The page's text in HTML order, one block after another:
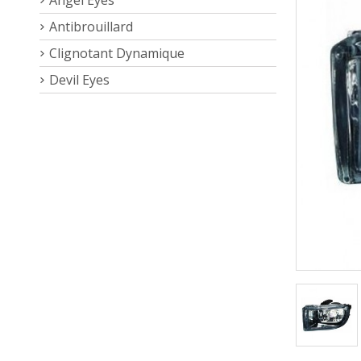
Antibrouillard
Clignotant Dynamique
Devil Eyes